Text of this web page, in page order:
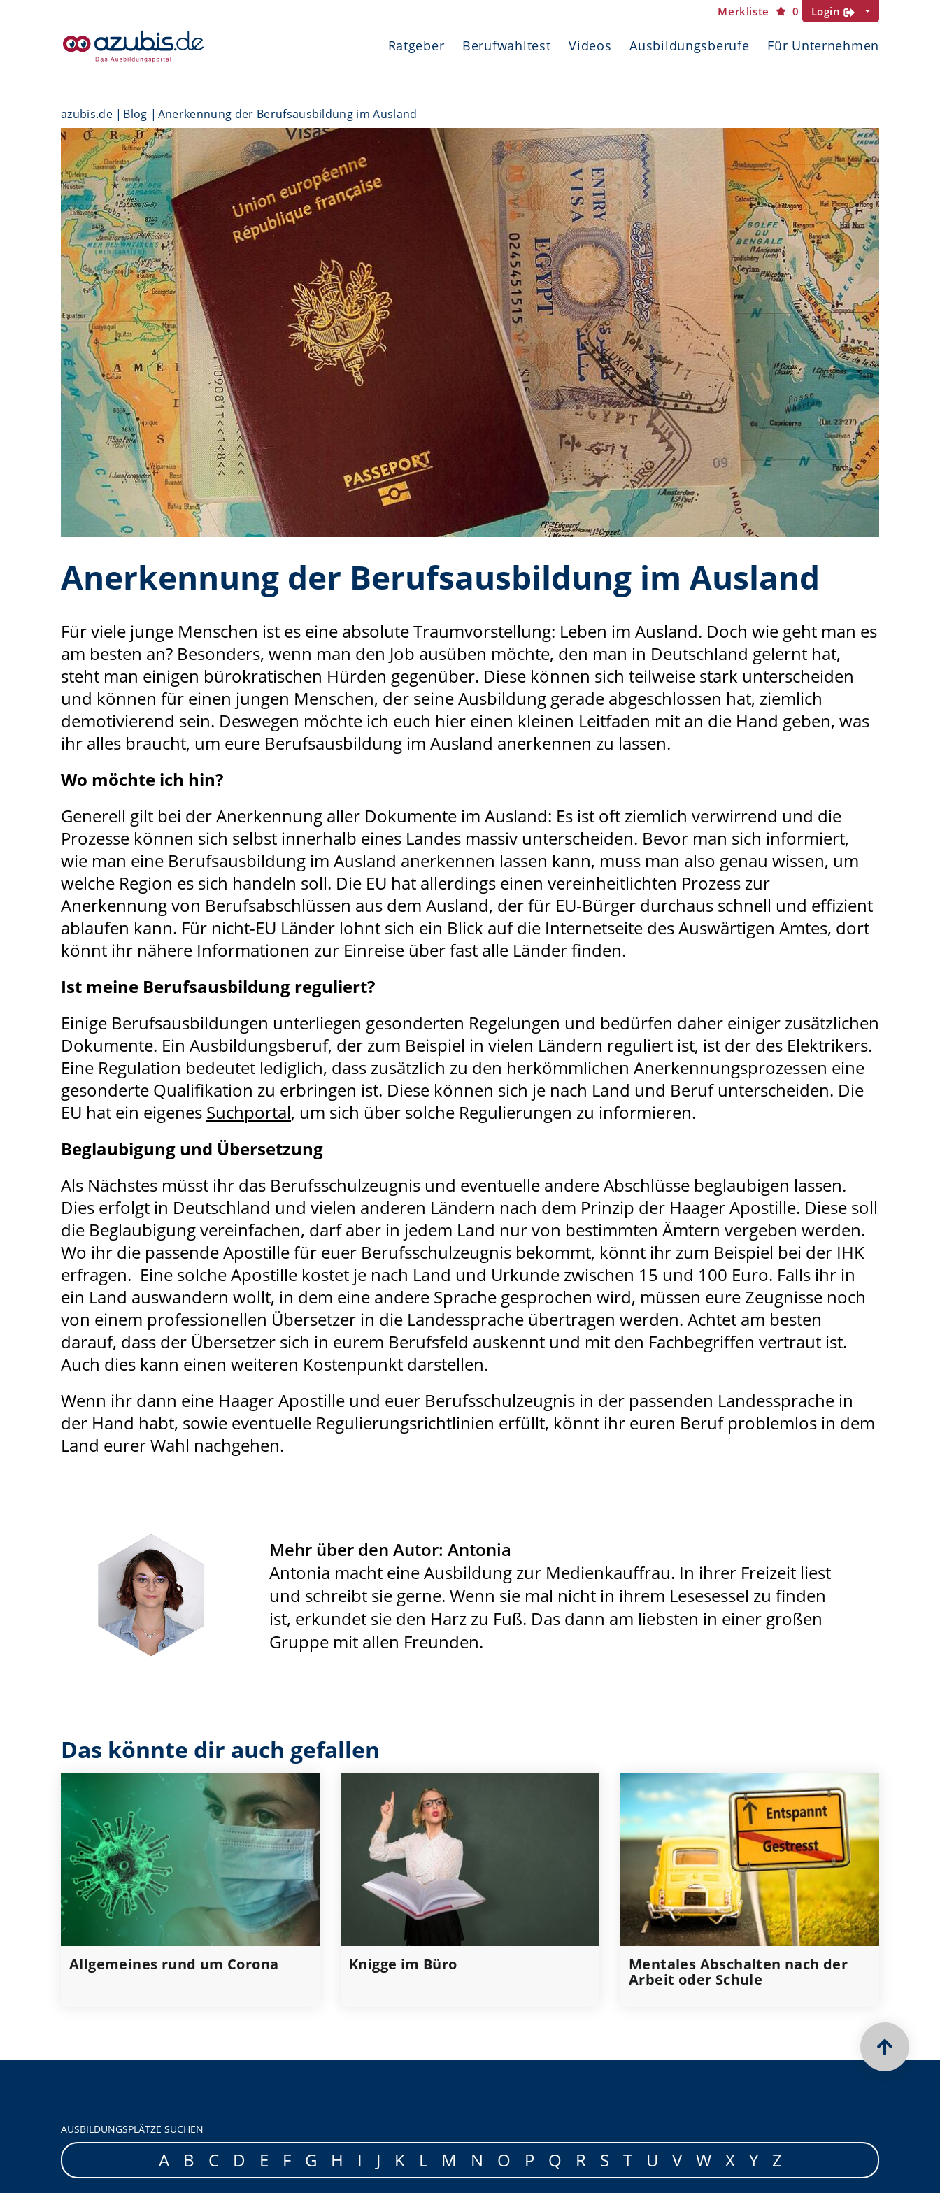
Merkliste 0 Login
Ratgeber Berufwahltest Videos Ausbildungsberufe Für Unternehmen
azubis.de Blog Anerkennung der Berufsausbildung im Ausland
Anerkennung der Berufsausbildung im Ausland
Für viele junge Menschen ist es eine absolute Traumvorstellung: Leben im Ausland. Doch wie geht man es
am besten an? Besonders, wenn man den Job ausüben möchte, den man in Deutschland gelernt hat,
steht man einigen bürokratischen Hürden gegenüber. Diese können sich teilweise stark unterscheiden
und können für einen jungen Menschen, der seine Ausbildung gerade abgeschlossen hat, ziemlich
demotivierend sein. Deswegen möchte ich euch hier einen kleinen Leitfaden mit an die Hand geben, was
ihr alles braucht, um eure Berufsausbildung im Ausland anerkennen zu lassen.
Wo möchte ich hin?
Generell gilt bei der Anerkennung aller Dokumente im Ausland: Es ist oft ziemlich verwirrend und die
Prozesse können sich selbst innerhalb eines Landes massiv unterscheiden. Bevor man sich informiert,
wie man eine Berufsausbildung im Ausland anerkennen lassen kann, muss man also genau wissen, um
welche Region es sich handeln soll. Die EU hat allerdings einen vereinheitlichten Prozess zur
Anerkennung von Berufsabschlüssen aus dem Ausland, der für EU-Bürger durchaus schnell und effizient
ablaufen kann. Für nicht-EU Länder lohnt sich ein Blick auf die Internetseite des Auswärtigen Amtes, dort
könnt ihr nähere Informationen zur Einreise über fast alle Länder finden.
Ist meine Berufsausbildung reguliert?
Einige Berufsausbildungen unterliegen gesonderten Regelungen und bedürfen daher einiger zusätzlichen
Dokumente. Ein Ausbildungsberuf, der zum Beispiel in vielen Ländern reguliert ist, ist der des Elektrikers.
Eine Regulation bedeutet lediglich, dass zusätzlich zu den herkömmlichen Anerkennungsprozessen eine
gesonderte Qualifikation zu erbringen ist. Diese können sich je nach Land und Beruf unterscheiden. Die
EU hat ein eigenes Suchportal, um sich über solche Regulierungen zu informieren.
Beglaubigung und Übersetzung
Als Nächstes müsst ihr das Berufsschulzeugnis und eventuelle andere Abschlüsse beglaubigen lassen.
Dies erfolgt in Deutschland und vielen anderen Ländern nach dem Prinzip der Haager Apostille. Diese soll
die Beglaubigung vereinfachen, darf aber in jedem Land nur von bestimmten Ämtern vergeben werden.
Wo ihr die passende Apostille für euer Berufsschulzeugnis bekommt, könnt ihr zum Beispiel bei der IHK
erfragen. Eine solche Apostille kostet je nach Land und Urkunde zwischen 15 und 100 Euro. Falls ihr in
ein Land auswandern wollt, in dem eine andere Sprache gesprochen wird, müssen eure Zeugnisse noch
von einem professionellen Übersetzer in die Landessprache übertragen werden. Achtet am besten
darauf, dass der Übersetzer sich in eurem Berufsfeld auskennt und mit den Fachbegriffen vertraut ist.
Auch dies kann einen weiteren Kostenpunkt darstellen.
Wenn ihr dann eine Haager Apostille und euer Berufsschulzeugnis in der passenden Landessprache in
der Hand habt, sowie eventuelle Regulierungsrichtlinien erfüllt, könnt ihr euren Beruf problemlos in dem
Land eurer Wahl nachgehen.
Mehr über den Autor: Antonia
Antonia macht eine Ausbildung zur Medienkauffrau. In ihrer Freizeit liest
und schreibt sie gerne. Wenn sie mal nicht in ihrem Lesesessel zu finden
ist, erkundet sie den Harz zu Fuß. Das dann am liebsten in einer großen
Gruppe mit allen Freunden.
Das könnte dir auch gefallen
Allgemeines rund um Corona Knigge im Büro
Mentales Abschalten nach der
Arbeit oder Schule
AUSBILDUNGSPLÄTZE SUCHEN
A B C D E F G H I J K L M N O P Q R S T U V W X Y Z